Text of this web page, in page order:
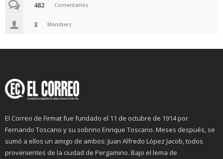
482 Comentarios
3 Members
El Correo de Firmat fue fundado el 11 de octubre de 1914 por
Fernando Toscano y su sobrino Enrique Toscano. Meses después, se
sumó a ellos un amigo de ambos: Juan Alfredo López Jacob, todos
provenientes de la ciudad de Pergamino. Bajo el lema de